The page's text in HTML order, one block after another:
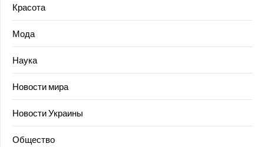
Красота
Мода
Наука
Новости мира
Новости Украины
Общество